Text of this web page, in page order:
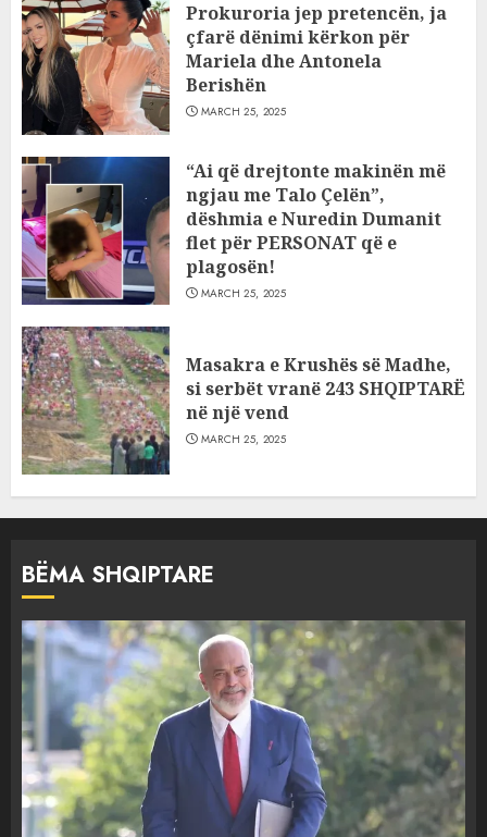
Prokuroria jep pretencën, ja
çfarë dënimi kërkon për
Mariela dhe Antonela
Berishën
MARCH 25, 2025
“Ai që drejtonte makinën më
ngjau me Talo Çelën”,
dëshmia e Nuredin Dumanit
flet për PERSONAT që e
plagosën!
MARCH 25, 2025
Masakra e Krushës së Madhe,
si serbët vranë 243 SHQIPTARË
në një vend
MARCH 25, 2025
BËMA SHQIPTARE